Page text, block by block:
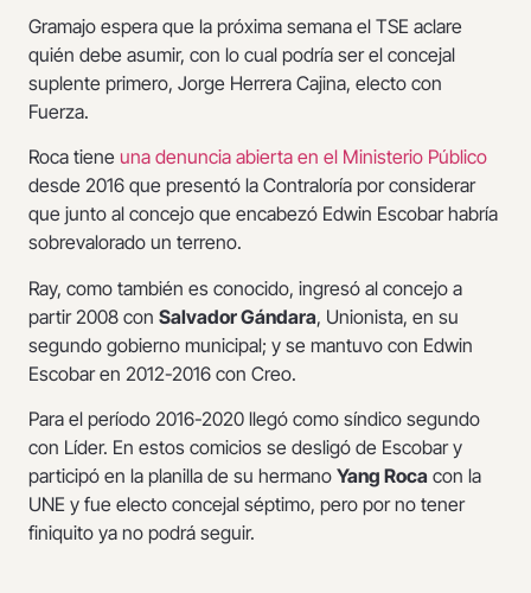
Gramajo espera que la próxima semana el TSE aclare
quién debe asumir, con lo cual podría ser el concejal
suplente primero, Jorge Herrera Cajina, electo con
Fuerza.
Roca tiene una denuncia abierta en el Ministerio Público
desde 2016 que presentó la Contraloría por considerar
que junto al concejo que encabezó Edwin Escobar habría
sobrevalorado un terreno.
Ray, como también es conocido, ingresó al concejo a
partir 2008 con Salvador Gándara, Unionista, en su
segundo gobierno municipal; y se mantuvo con Edwin
Escobar en 2012-2016 con Creo.
Para el período 2016-2020 llegó como síndico segundo
con Líder. En estos comicios se desligó de Escobar y
participó en la planilla de su hermano Yang Roca con la
UNE y fue electo concejal séptimo, pero por no tener
finiquito ya no podrá seguir.